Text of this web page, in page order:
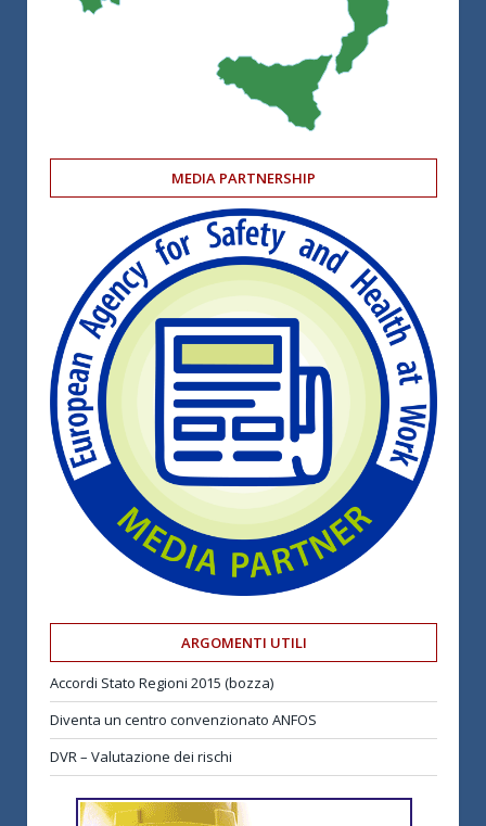
MEDIA PARTNERSHIP
ARGOMENTI UTILI
Accordi Stato Regioni 2015 (bozza)
Diventa un centro convenzionato ANFOS
DVR – Valutazione dei rischi